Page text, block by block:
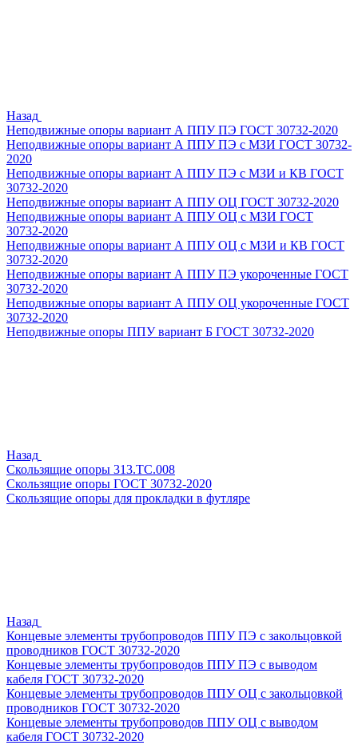
Назад
Неподвижные опоры вариант А ППУ ПЭ ГОСТ 30732-2020
Неподвижные опоры вариант А ППУ ПЭ с МЗИ ГОСТ 30732-
2020
Неподвижные опоры вариант А ППУ ПЭ с МЗИ и КВ ГОСТ
30732-2020
Неподвижные опоры вариант А ППУ ОЦ ГОСТ 30732-2020
Неподвижные опоры вариант А ППУ ОЦ с МЗИ ГОСТ
30732-2020
Неподвижные опоры вариант А ППУ ОЦ с МЗИ и КВ ГОСТ
30732-2020
Неподвижные опоры вариант А ППУ ПЭ укороченные ГОСТ
30732-2020
Неподвижные опоры вариант А ППУ ОЦ укороченные ГОСТ
30732-2020
Неподвижные опоры ППУ вариант Б ГОСТ 30732-2020
Назад
Скользящие опоры 313.ТС.008
Скользящие опоры ГОСТ 30732-2020
Скользящие опоры для прокладки в футляре
Назад
Концевые элементы трубопроводов ППУ ПЭ с закольцовкой
проводников ГОСТ 30732-2020
Концевые элементы трубопроводов ППУ ПЭ с выводом
кабеля ГОСТ 30732-2020
Концевые элементы трубопроводов ППУ ОЦ с закольцовкой
проводников ГОСТ 30732-2020
Концевые элементы трубопроводов ППУ ОЦ с выводом
кабеля ГОСТ 30732-2020